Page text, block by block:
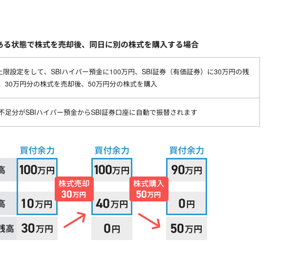
状態で株式を売却後、同日に別の株式を購入する場合
限設定をして、SBIハイパー預金に100万円、SBI証券（有価証券）に30万円の残
30万円分の株式を売却後、50万円分の株式を購入
足分がSBIハイパー預金からSBI証券口座に自動で振替されます